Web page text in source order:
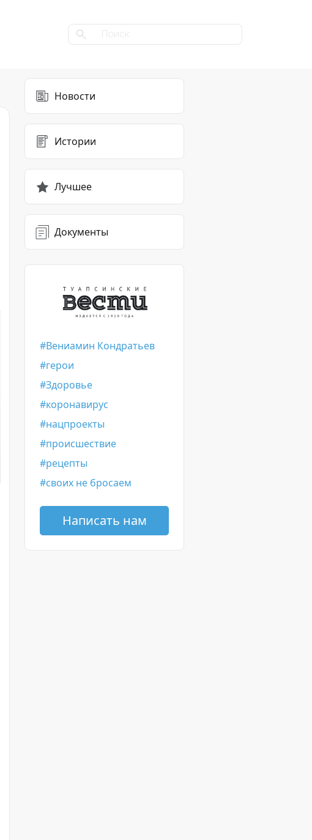
Новости
Истории
Лучшее
Документы
Вениамин Кондратьев
герои
Здоровье
коронавирус
нацпроекты
происшествие
рецепты
своих не бросаем
Написать нам